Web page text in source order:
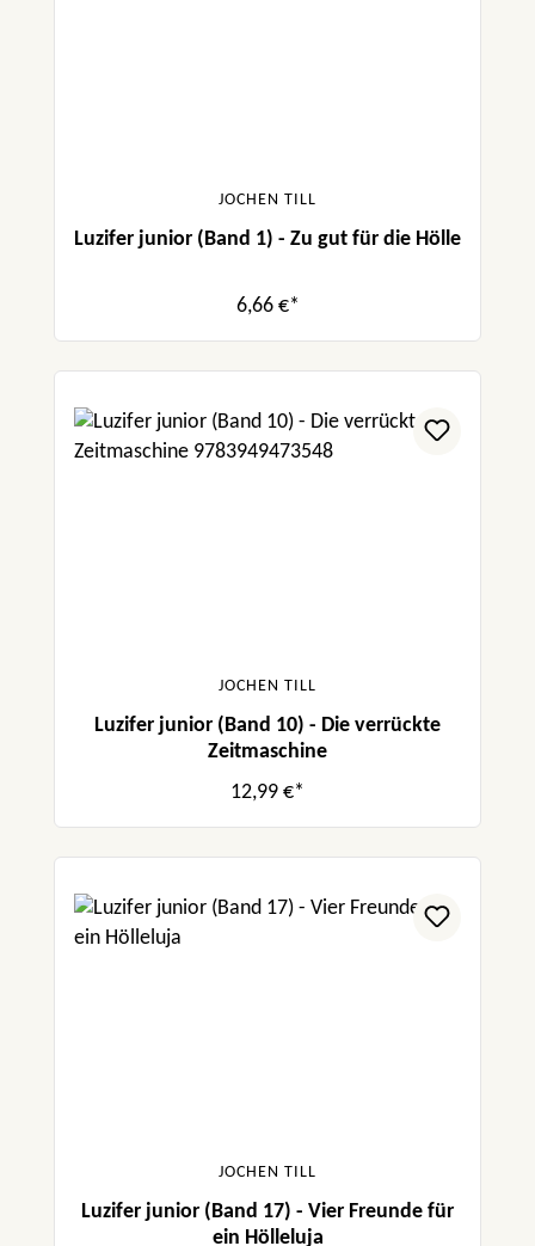
JOCHEN TILL
Luzifer junior (Band 1) - Zu gut für die Hölle
6,66 €*
JOCHEN TILL
Luzifer junior (Band 10) - Die verrückte
Zeitmaschine
12,99 €*
JOCHEN TILL
Luzifer junior (Band 17) - Vier Freunde für
ein Hölleluja